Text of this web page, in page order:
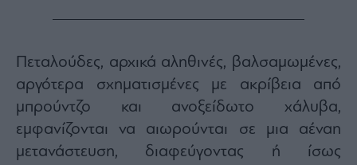
Πεταλούδες, αρχικά αληθινές, βαλσαμωμένες,
αργότερα σχηματισμένες με ακρίβεια από
μπρούντζο και ανοξείδωτο χάλυβα,
εμφανίζονται να αιωρούνται σε μια αέναη
μετανάστευση, διαφεύγοντας ή ίσως